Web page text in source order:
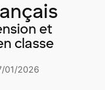
et
classe
01/2026